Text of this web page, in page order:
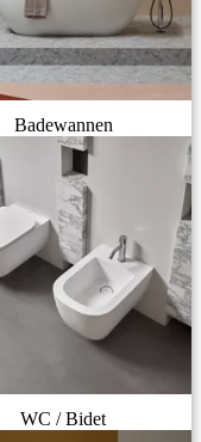
Badewannen
WC / Bidet